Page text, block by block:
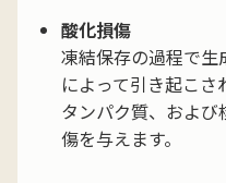
酸化損傷
凍結保存の過程で生
によって引き起こさ
タンパク質、およ
傷を与えます。